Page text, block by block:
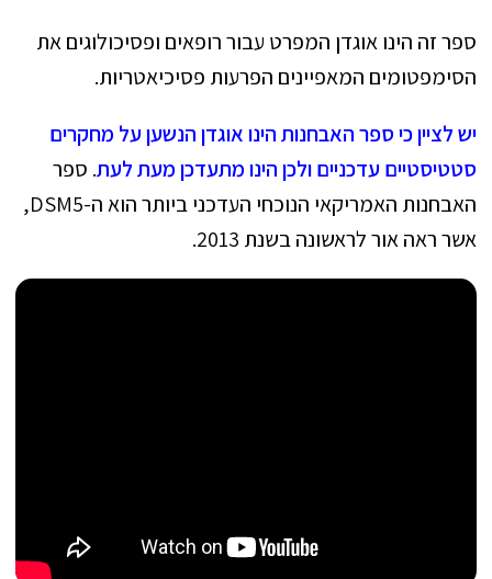
ספר זה הינו אוגדן המפרט עבור רופאים ופסיכולוגים את
הסימפטומים המאפיינים הפרעות פסיכיאטריות.
יש לציין כי ספר האבחנות הינו אוגדן הנשען על מחקרים
סטטיסטיים עדכניים ולכן הינו מתעדכן מעת לעת. ספר
האבחנות האמריקאי הנוכחי העדכני ביותר הוא ה-DSM5,
אשר ראה אור לראשונה בשנת 2013.